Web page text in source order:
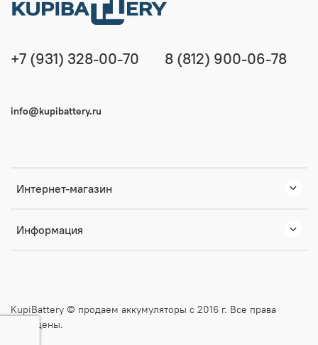
Интернет-магазин
Информация
+7 (931) 328-00-70 8 (812) 900-06-78
info@kupibattery.ru
KupiBattery © продаем аккумуляторы с 2016 г. Все права
защищены.